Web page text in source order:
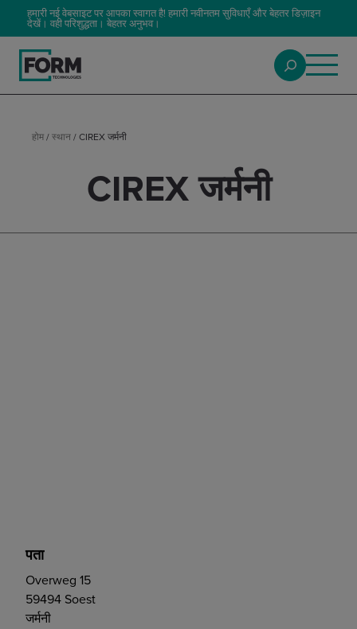
हमारी नई वेबसाइट पर आपका स्वागत है! हमारी नवीनतम सुविधाएँ और बेहतर डिज़ाइन
देखें। वही परिशुद्धता। बेहतर अनुभव।
होम/स्थान/CIREX जर्मनी
CIREX जर्मनी
पता
Overweg 15
59494 Soest
जर्मनी